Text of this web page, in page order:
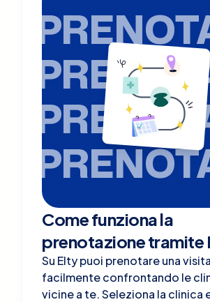
Come funziona la
prenotazione tramite
Su Elty puoi prenotare una
facilmente confrontando le
vicine a te. Seleziona la clinica